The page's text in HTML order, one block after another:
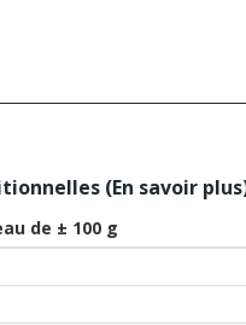
(En savoir plus
de ± 100 g